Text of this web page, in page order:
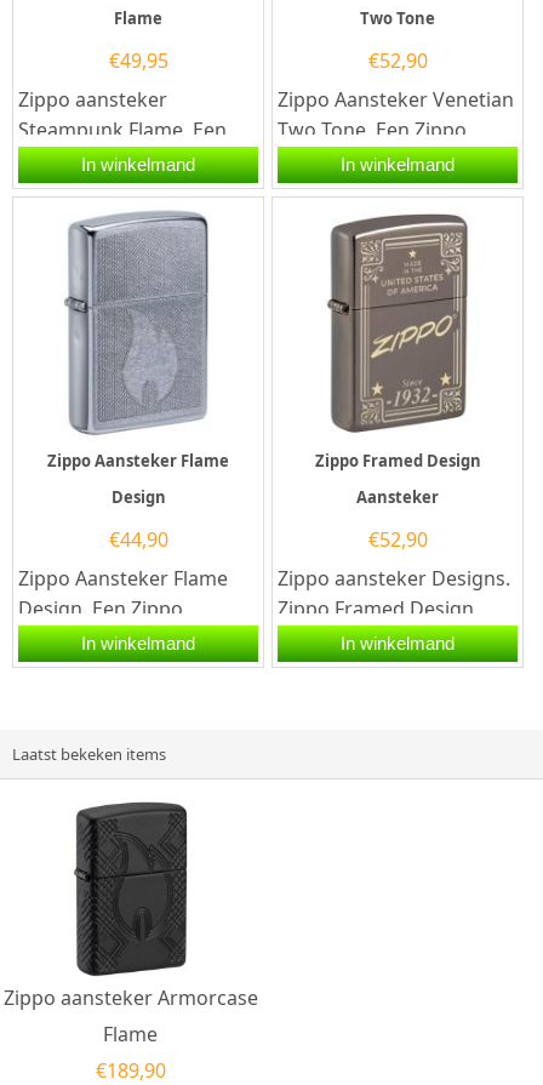
Flame
€49,95
Zippo aansteker
Steampunk Flame. Een
Zippo aansteker is een
kwalitatief...
In winkelmand
Two Tone
€52,90
Zippo Aansteker Venetian
Two Tone. Een Zippo
aansteker is een
kwalitatief goede...
In winkelmand
Zippo Aansteker Flame
Design
€44,90
Zippo Aansteker Flame
Design. Een Zippo
aansteker is een
kwalitatief...
In winkelmand
Zippo Framed Design
Aansteker
€52,90
Zippo aansteker Designs.
Zippo Framed Design
Aansteker met aan de
voorzijde een opdruk
In winkelmand
Laatst bekeken items
Zippo aansteker Armorcase
Flame
€189,90